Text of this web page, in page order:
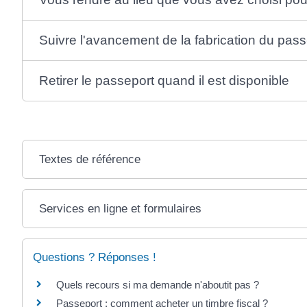
Suivre l'avancement de la fabrication du
Retirer le passeport quand il est disponible
Textes de référence
Services en ligne et formulaires
Questions ? Réponses !
Quels recours si ma demande n'aboutit pas ?
Passeport : comment acheter un timbre fiscal ?